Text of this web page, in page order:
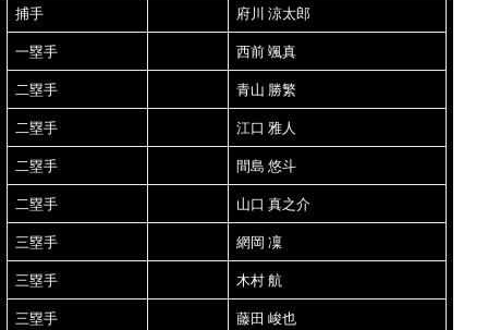
捕手 府川 涼太郎
一塁手 西前 颯真
二塁手 青山 勝繁
二塁手 江口 雅人
二塁手 間島 悠斗
二塁手 山口 真之介
三塁手 網岡 凜
三塁手 木村 航
三塁手 藤田 峻也